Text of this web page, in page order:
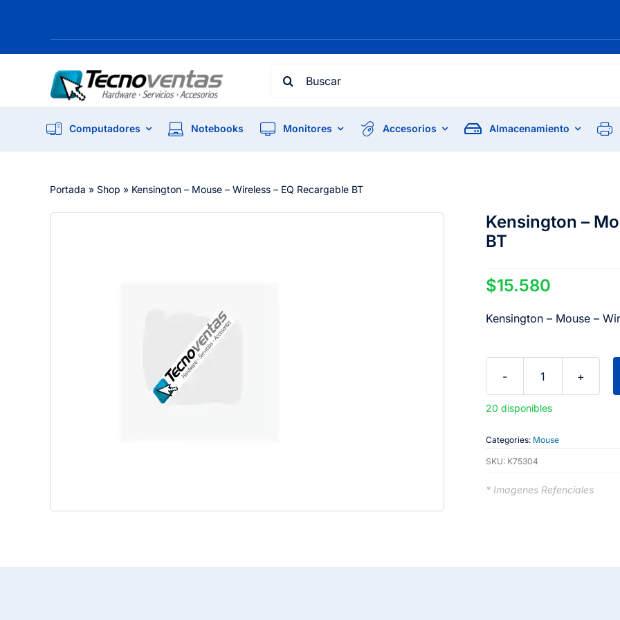
Search
Computadores Notebooks Monitores Accesorios Almacenamiento
Portada » Shop » Kensington – Mouse – Wireless – EQ Recargable BT
Kensington –
BT
$15.580
Kensington – Mouse –
Kensington
-
-
EQ
20 disponibles
Categories: Mouse
SKU: K75304
* Imagenes Refenciales